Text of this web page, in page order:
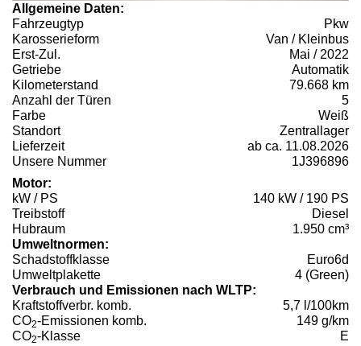
Allgemeine Daten:
Fahrzeugtyp
Pkw
Karosserieform
Van / Kleinbus
Erst-Zul.
Mai / 2022
Getriebe
Automatik
Kilometerstand
79.668 km
Anzahl der Türen
5
Farbe
Weiß
Standort
Zentrallager
Lieferzeit
ab ca. 11.08.2026
Unsere Nummer
1J396896
Motor:
kW / PS
140 kW / 190 PS
Treibstoff
Diesel
Hubraum
1.950 cm³
Umweltnormen:
Schadstoffklasse
Euro6d
Umweltplakette
4 (Green)
Verbrauch und Emissionen nach WLTP:
Kraftstoffverbr. komb.
5,7 l/100km
CO2-Emissionen komb.
149 g/km
CO2-Klasse E